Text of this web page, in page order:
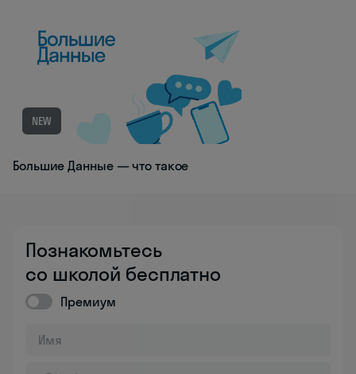
NEW
Большие Данные — что такое
Познакомьтесь
со школой бесплатно
Премиум